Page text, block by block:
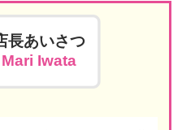
長あいさつ
Mari Iwata